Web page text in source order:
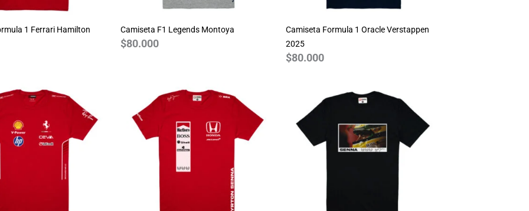
1 Ferrari Hamilton
Camiseta F1 Legends Montoya
$80.000
Camiseta Formula 1 Oracle Verstappen
2025
$80.000